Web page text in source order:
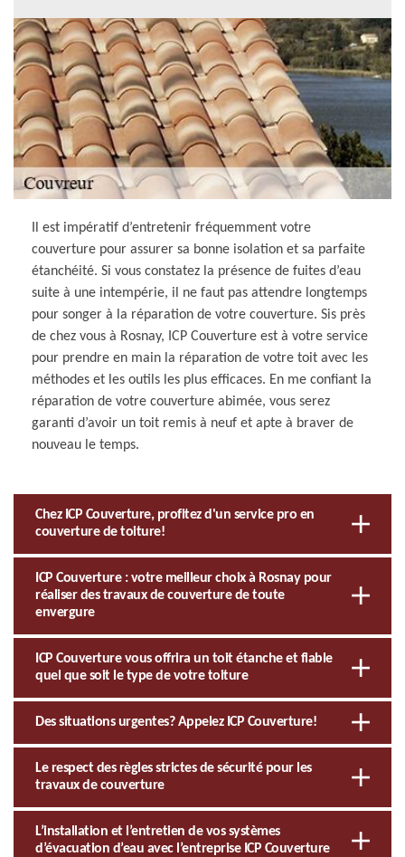
Il est impératif d’entretenir fréquemment votre
couverture pour assurer sa bonne isolation et sa parfaite
étanchéité. Si vous constatez la présence de fuites d’eau
suite à une intempérie, il ne faut pas attendre longtemps
pour songer à la réparation de votre couverture. Sis près
de chez vous à Rosnay, ICP Couverture est à votre service
pour prendre en main la réparation de votre toit avec les
méthodes et les outils les plus efficaces. En me confiant la
réparation de votre couverture abimée, vous serez
garanti d’avoir un toit remis à neuf et apte à braver de
nouveau le temps.
Chez ICP Couverture, profitez d'un service pro en
couverture de toiture!
ICP Couverture : votre meilleur choix à Rosnay pour
réaliser des travaux de couverture de toute
envergure
ICP Couverture vous offrira un toit étanche et fiable
quel que soit le type de votre toiture
Des situations urgentes? Appelez ICP Couverture!
Le respect des règles strictes de sécurité pour les
travaux de couverture
L’installation et l’entretien de vos systèmes
d’évacuation d’eau avec l’entreprise ICP Couverture